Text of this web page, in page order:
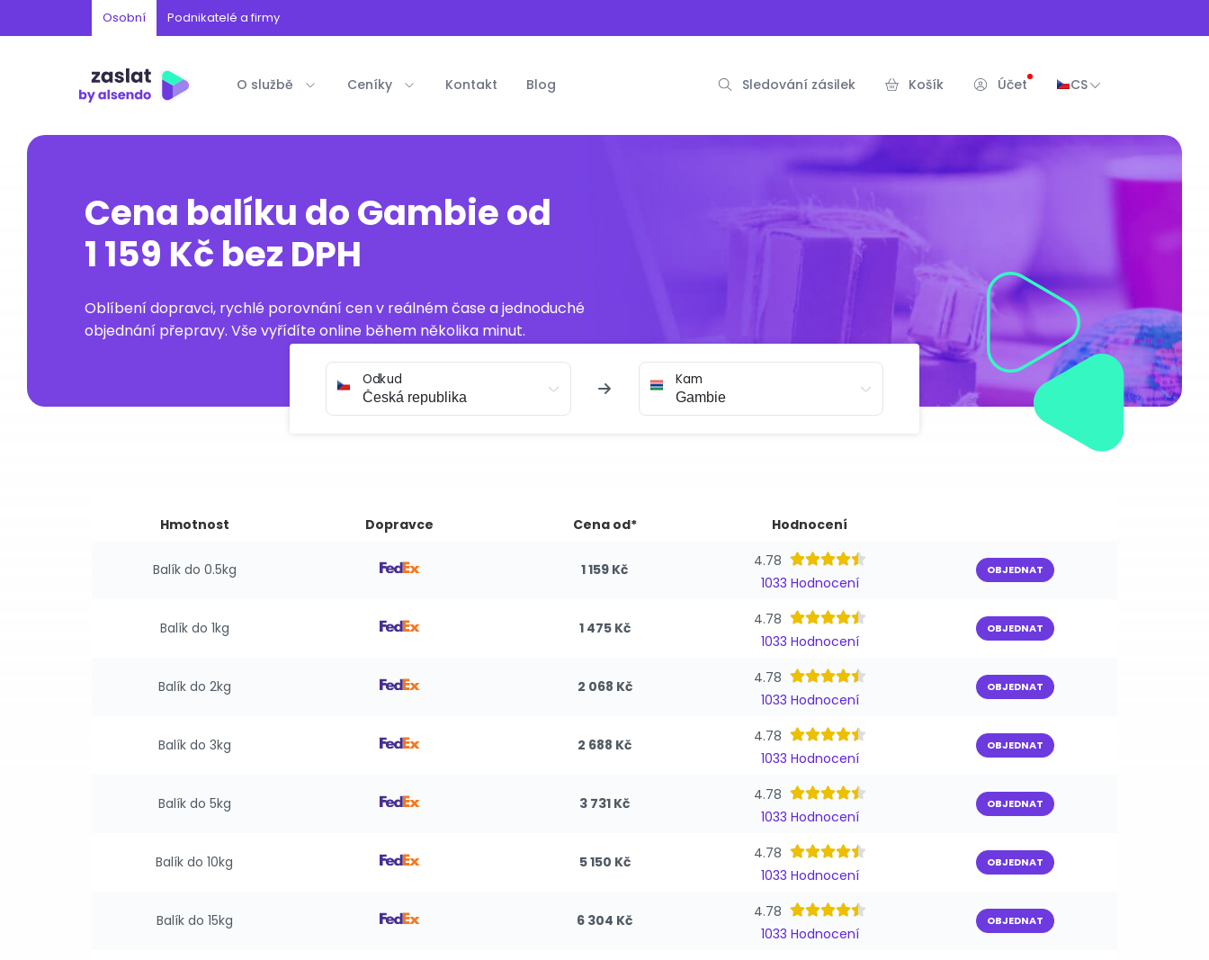
Osobní Podnikatelé a firmy
O službě Ceníky Kontakt Blog Sledování zásilek Košík Účet CS
Cena balíku do Gambie od
1 159 Kč bez DPH
Oblíbení dopravci, rychlé porovnání cen v reálném čase a jednoduché
objednání přepravy. Vše vyřídíte online během několika minut.
Odkud Kam
Hmotnost Dopravce Cena od* Hodnocení
Balík do 0.5kg 1 159 Kč
4.78
1033 Hodnocení
OBJEDNAT
Balík do 1kg 1 475 Kč
4.78
1033 Hodnocení
OBJEDNAT
Balík do 2kg 2 068 Kč
4.78
1033 Hodnocení
OBJEDNAT
Balík do 3kg 2 688 Kč
4.78
1033 Hodnocení
OBJEDNAT
Balík do 5kg 3 731 Kč
4.78
1033 Hodnocení
OBJEDNAT
Balík do 10kg 5 150 Kč
4.78
1033 Hodnocení
OBJEDNAT
Balík do 15kg 6 304 Kč
4.78
1033 Hodnocení
OBJEDNAT